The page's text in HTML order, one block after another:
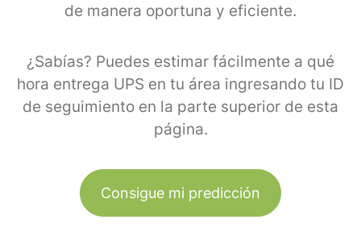
de manera oportuna y eficiente.
¿Sabías? Puedes estimar fácilmente a qué
hora entrega UPS en tu área ingresando tu ID
de seguimiento en la parte superior de esta
página.
Consigue mi predicción